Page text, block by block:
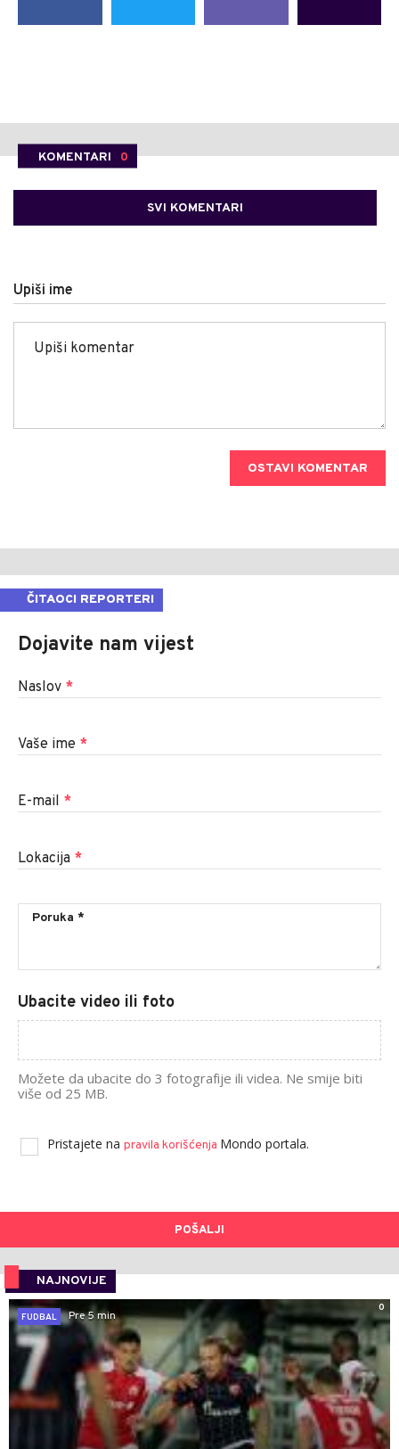
KOMENTARI 0
SVI KOMENTARI
Upiši ime
OSTAVI KOMENTAR
ČITAOCI REPORTERI
Dojavite nam vijest
Naslov *
Vaše ime *
E-mail *
Lokacija *
Ubacite video ili foto
Možete da ubacite do 3 fotografije ili videa. Ne smije biti
više od 25 MB.
Pristajete na pravila korišćenja Mondo portala.
POŠALJI
NAJNOVIJE
0
FUDBAL
Pre 5 min